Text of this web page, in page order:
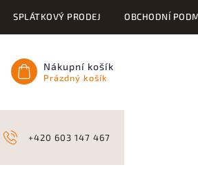
SPLÁTKOVÝ PRODEJ OBCHODNÍ
Nákupní košík
Prázdný košík
NAHÁŇKY A LOV
+420 603 147 467